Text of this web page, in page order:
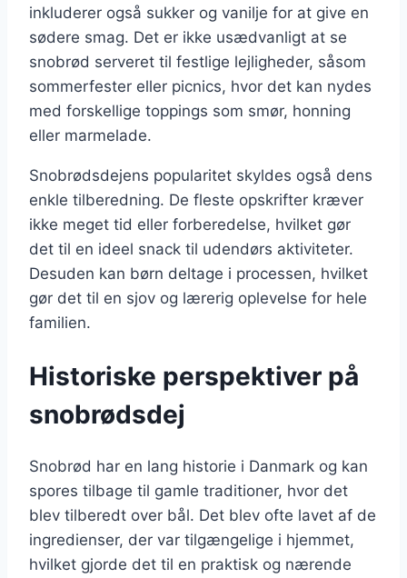
inkluderer også sukker og vanilje for at give en
sødere smag. Det er ikke usædvanligt at se
snobrød serveret til festlige lejligheder, såsom
sommerfester eller picnics, hvor det kan nydes
med forskellige toppings som smør, honning
eller marmelade.
Snobrødsdejens popularitet skyldes også dens
enkle tilberedning. De fleste opskrifter kræver
ikke meget tid eller forberedelse, hvilket gør
det til en ideel snack til udendørs aktiviteter.
Desuden kan børn deltage i processen, hvilket
gør det til en sjov og lærerig oplevelse for hele
familien.
Historiske perspektiver på
snobrødsdej
Snobrød har en lang historie i Danmark og kan
spores tilbage til gamle traditioner, hvor det
blev tilberedt over bål. Det blev ofte lavet af de
ingredienser, der var tilgængelige i hjemmet,
hvilket gjorde det til en praktisk og nærende